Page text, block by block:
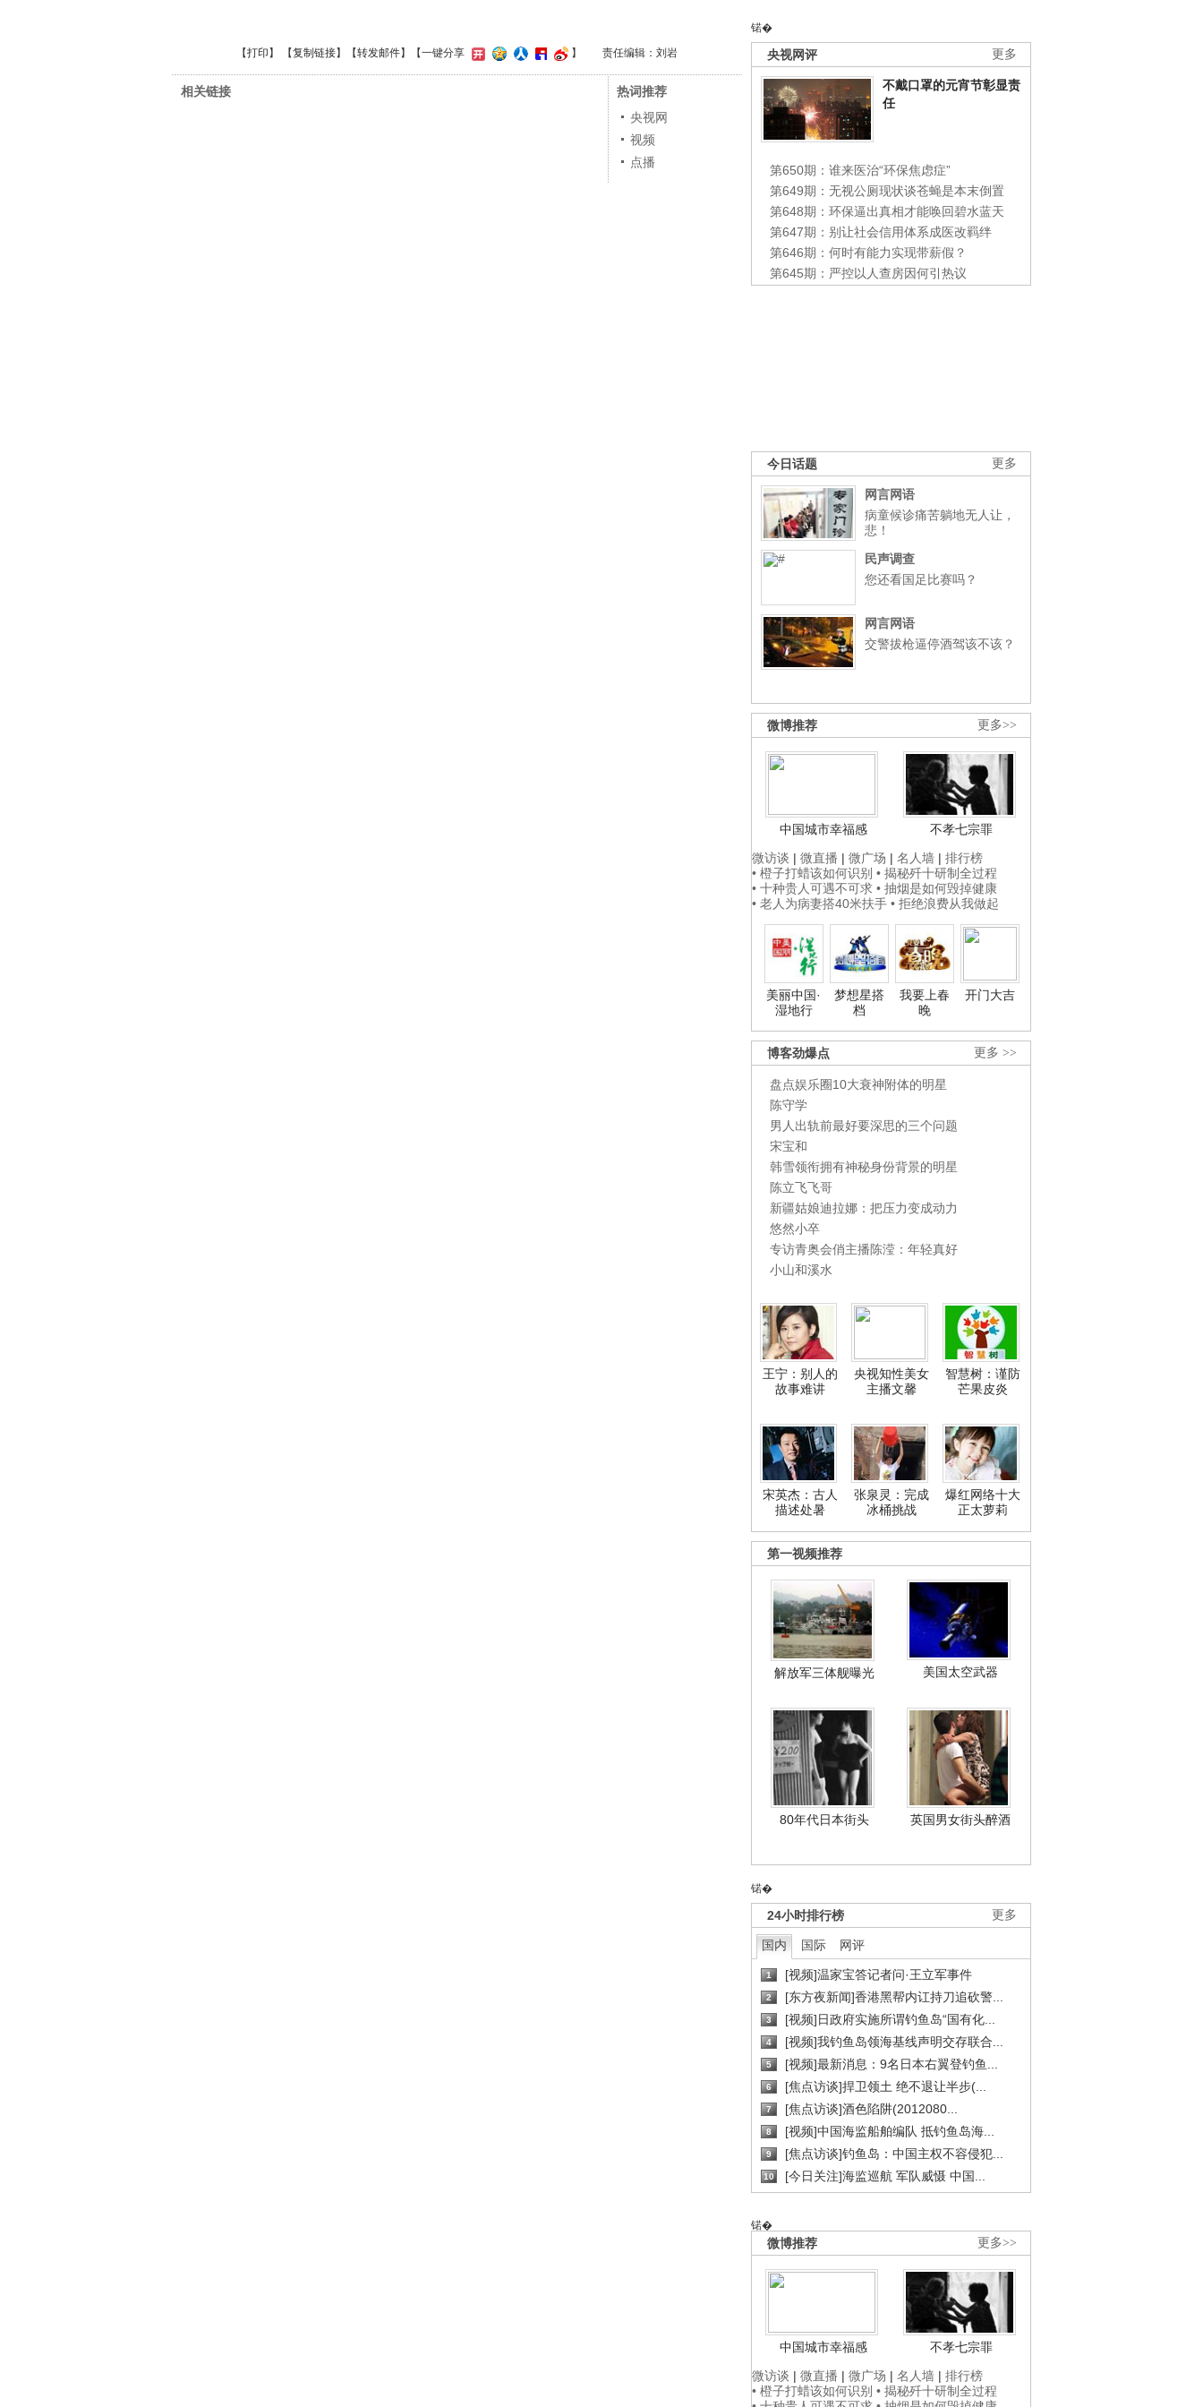
锘�
更多
央视网评
不戴口罩的元宵节彰显责
任
第650期：谁来医治“环保焦虑症”
第649期：无视公厕现状谈苍蝇是本末倒置
第648期：环保逼出真相才能唤回碧水蓝天
第647期：别让社会信用体系成医改羁绊
第646期：何时有能力实现带薪假？
第645期：严控以人查房因何引热议
更多
今日话题
网言网语
病童候诊痛苦躺地无人让，
悲！
民声调查
您还看国足比赛吗？
网言网语
交警拔枪逼停酒驾该不该？
更多>>
微博推荐
中国城市幸福感
不孝七宗罪
微访谈 | 微直播 | 微广场 | 名人墙 | 排行榜
• 橙子打蜡该如何识别 • 揭秘歼十研制全过程
• 十种贵人可遇不可求 • 抽烟是如何毁掉健康
• 老人为病妻搭40米扶手 • 拒绝浪费从我做起
美丽中国·
湿地行
梦想星搭
档
我要上春
晚
开门大吉
更多 >>
博客劲爆点
盘点娱乐圈10大衰神附体的明星
陈守学
男人出轨前最好要深思的三个问题
宋宝和
韩雪领衔拥有神秘身份背景的明星
陈立飞飞哥
新疆姑娘迪拉娜：把压力变成动力
悠然小卒
专访青奥会俏主播陈滢：年轻真好
小山和溪水
王宁：别人的
故事难讲
央视知性美女
主播文馨
智慧树：谨防
芒果皮炎
宋英杰：古人
描述处暑
张泉灵：完成
冰桶挑战
爆红网络十大
正太萝莉
第一视频推荐
解放军三体舰曝光 美国太空武器
80年代日本街头 英国男女街头醉酒
锘�
更多
24小时排行榜
国内 国际 网评
1 [视频]温家宝答记者问·王立军事件
2 [东方夜新闻]香港黑帮内讧持刀追砍警...
3 [视频]日政府实施所谓钓鱼岛“国有化...
4 [视频]我钓鱼岛领海基线声明交存联合...
5 [视频]最新消息：9名日本右翼登钓鱼...
6 [焦点访谈]捍卫领土 绝不退让半步(...
7 [焦点访谈]酒色陷阱(2012080...
8 [视频]中国海监船舶编队 抵钓鱼岛海...
9 [焦点访谈]钓鱼岛：中国主权不容侵犯...
10 [今日关注]海监巡航 军队威慑 中国...
锘�
更多>>
微博推荐
中国城市幸福感
不孝七宗罪
微访谈 | 微直播 | 微广场 | 名人墙 | 排行榜
• 橙子打蜡该如何识别 • 揭秘歼十研制全过程
【打印 】 【复制链接】【转发邮件】 【一键分享 】 责任编辑：刘岩
相关链接
热词推荐
央视网
视频
点播